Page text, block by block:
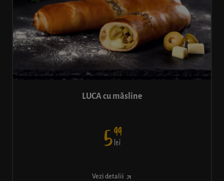
LUCA cu măsline
599
lei
Vezi detalii